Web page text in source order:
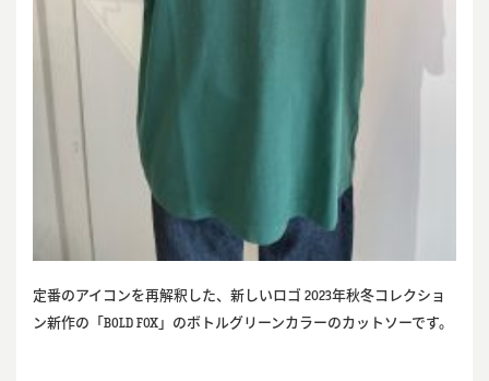
定番のアイコンを再解釈した、新しいロゴ 2023年秋冬コレクショ
ン新作の「BOLD FOX」のボトルグリーンカラーのカットソーです。